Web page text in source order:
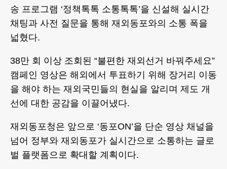
송 프로그램 ‘정책톡톡 소통톡톡’을 신설해 실시간
채팅과 사전 질문을 통해 재외동포와의 소통 폭을
넓혔다.
38만 회 이상 조회된 “불편한 재외선거 바꿔주세요”
캠페인 영상은 해외에서 투표하기 위해 장거리 이동
을 해야 하는 재외국민들의 현실을 알리며 제도 개
선에 대한 공감을 이끌어냈다.
재외동포청은 앞으로 ‘동포ON’을 단순 영상 채널을
넘어 정부와 재외동포가 실시간으로 소통하는 글로
벌 플랫폼으로 확대할 계획이다.